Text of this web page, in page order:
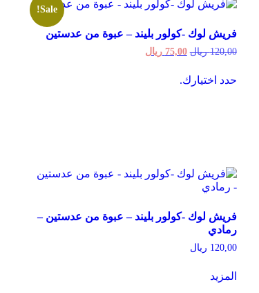
Sale!
فريش لوك -كولور بليند – عبوة من عدستين
120,00 ريال Original
120,00 ريال.
75,00 ريال
حدد اختيارك.
be
chosen
product
فريش لوك -كولور بليند – عبوة من عدستين –
رمادي
120,00 ريال
المزيد